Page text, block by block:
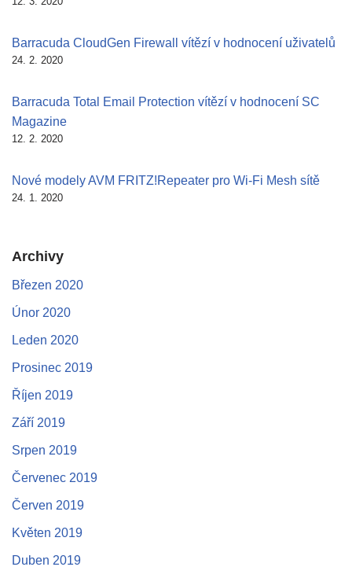
Barracuda CloudGen Firewall vítězí v hodnocení uživatelů
24. 2. 2020
Barracuda Total Email Protection vítězí v hodnocení SC
Magazine
12. 2. 2020
Nové modely AVM FRITZ!Repeater pro Wi-Fi Mesh sítě
24. 1. 2020
Archivy
Březen 2020
Únor 2020
Leden 2020
Prosinec 2019
Říjen 2019
Září 2019
Srpen 2019
Červenec 2019
Červen 2019
Květen 2019
Duben 2019